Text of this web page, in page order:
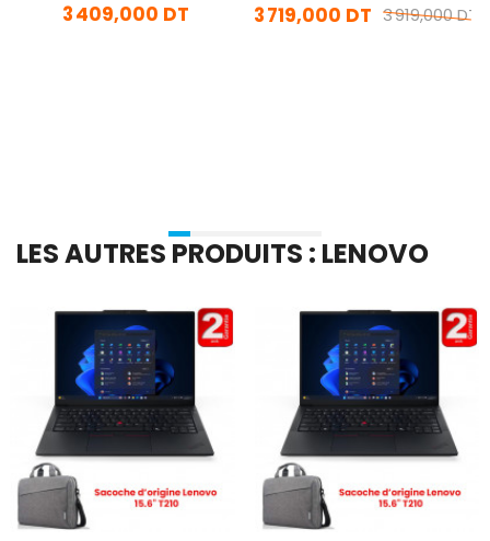
3 409,000 DT
Windows 11 Pro3 919,000 DT
3 719,000 DT
LES AUTRES PRODUITS : LENOVO